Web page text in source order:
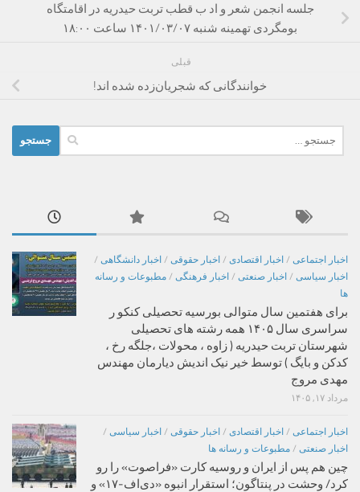
جلسه انجمن شعر و اد ب قطب تربت حیدریه در اقامتگاه
بومگردی تهمینه شنبه ۱۴۰۱/۰۳/۰۷ ساعت ۱۸:۰۰
قبلی
خوانندگانی که شجریان‌زده شده اند!
برای:
اخبار اجتماعی / اخبار اقتصادی / اخبار حقوقی / اخبار دانشگاهی /
اخبار سیاسی / اخبار صنعتی / اخبار فرهنگی / مطبوعات و رسانه
ها
برای هفتمین سال متوالی بورسیه تحصیلی کنکو ر
سراسری سال ۱۴۰۵ همه رشته های تحصیلی
شهرستان تربت حیدریه ( زاوه ، محولات ،جلگه رخ ،
کدکن و بایگ ) توسط خیر نیک اندیش دیارمان مهندس
مهدی مروج
مرداد ۱۷, ۱۴۰۵
اخبار اجتماعی / اخبار اقتصادی / اخبار حقوقی / اخبار سیاسی /
اخبار صنعتی / مطبوعات و رسانه ها
چین هم پس از ایران و روسیه کارت «فراصوت» را رو
کرد/ وحشت در پنتاگون؛ استقرار انبوه «دی‌اف‑۱۷» و